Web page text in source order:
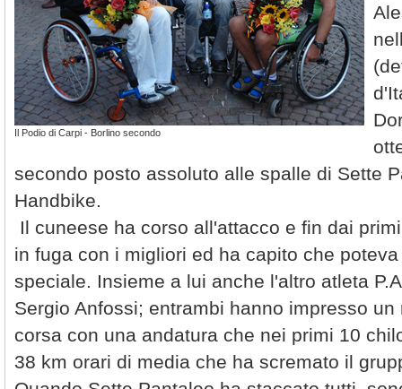
Il Podio di Carpi - Borlino secondo
secondo posto assoluto alle spalle di Sette
Handbike.
Il cuneese ha corso all'attacco e fin dai
in fuga con i migliori ed ha capito che
speciale. Insieme a lui anche l'altro atleta
Sergio Anfossi; entrambi hanno impresso
corsa con una andatura che nei primi 10
38 km orari di media che ha scremato il